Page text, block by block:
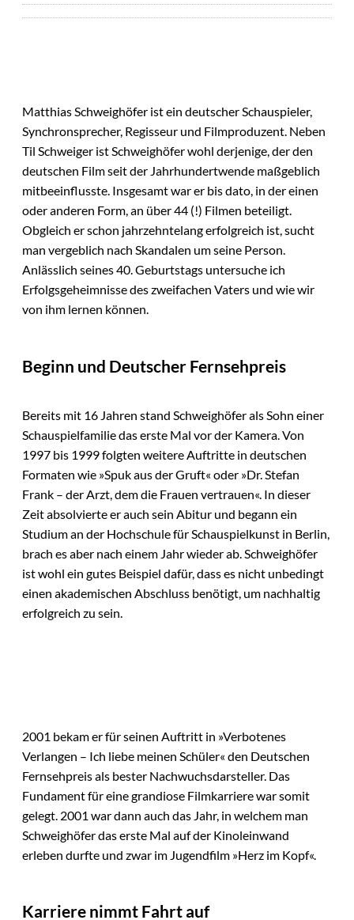
Matthias Schweighöfer ist ein deutscher Schauspieler,
Synchronsprecher, Regisseur und Filmproduzent. Neben
Til Schweiger ist Schweighöfer wohl derjenige, der den
deutschen Film seit der Jahrhundertwende maßgeblich
mitbeeinflusste. Insgesamt war er bis dato, in der einen
oder anderen Form, an über 44 (!) Filmen beteiligt.
Obgleich er schon jahrzehntelang erfolgreich ist, sucht
man vergeblich nach Skandalen um seine Person.
Anlässlich seines 40. Geburtstags untersuche ich
Erfolgsgeheimnisse des zweifachen Vaters und wie wir
von ihm lernen können.
Beginn und Deutscher Fernsehpreis
Bereits mit 16 Jahren stand Schweighöfer als Sohn einer
Schauspielfamilie das erste Mal vor der Kamera. Von
1997 bis 1999 folgten weitere Auftritte in deutschen
Formaten wie »Spuk aus der Gruft« oder »Dr. Stefan
Frank – der Arzt, dem die Frauen vertrauen«. In dieser
Zeit absolvierte er auch sein Abitur und begann ein
Studium an der Hochschule für Schauspielkunst in Berlin,
brach es aber nach einem Jahr wieder ab. Schweighöfer
ist wohl ein gutes Beispiel dafür, dass es nicht unbedingt
einen akademischen Abschluss benötigt, um nachhaltig
erfolgreich zu sein.
2001 bekam er für seinen Auftritt in »Verbotenes
Verlangen – Ich liebe meinen Schüler« den Deutschen
Fernsehpreis als bester Nachwuchsdarsteller. Das
Fundament für eine grandiose Filmkarriere war somit
gelegt. 2001 war dann auch das Jahr, in welchem man
Schweighöfer das erste Mal auf der Kinoleinwand
erleben durfte und zwar im Jugendfilm »Herz im Kopf«.
Karriere nimmt Fahrt auf